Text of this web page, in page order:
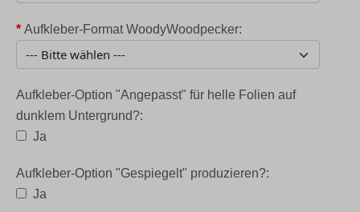
* Aufkleber-Format WoodyWoodpecker:
Aufkleber-Option "Angepasst" für helle Folien auf
dunklem Untergrund?:
Ja
Aufkleber-Option "Gespiegelt" produzieren?:
Ja